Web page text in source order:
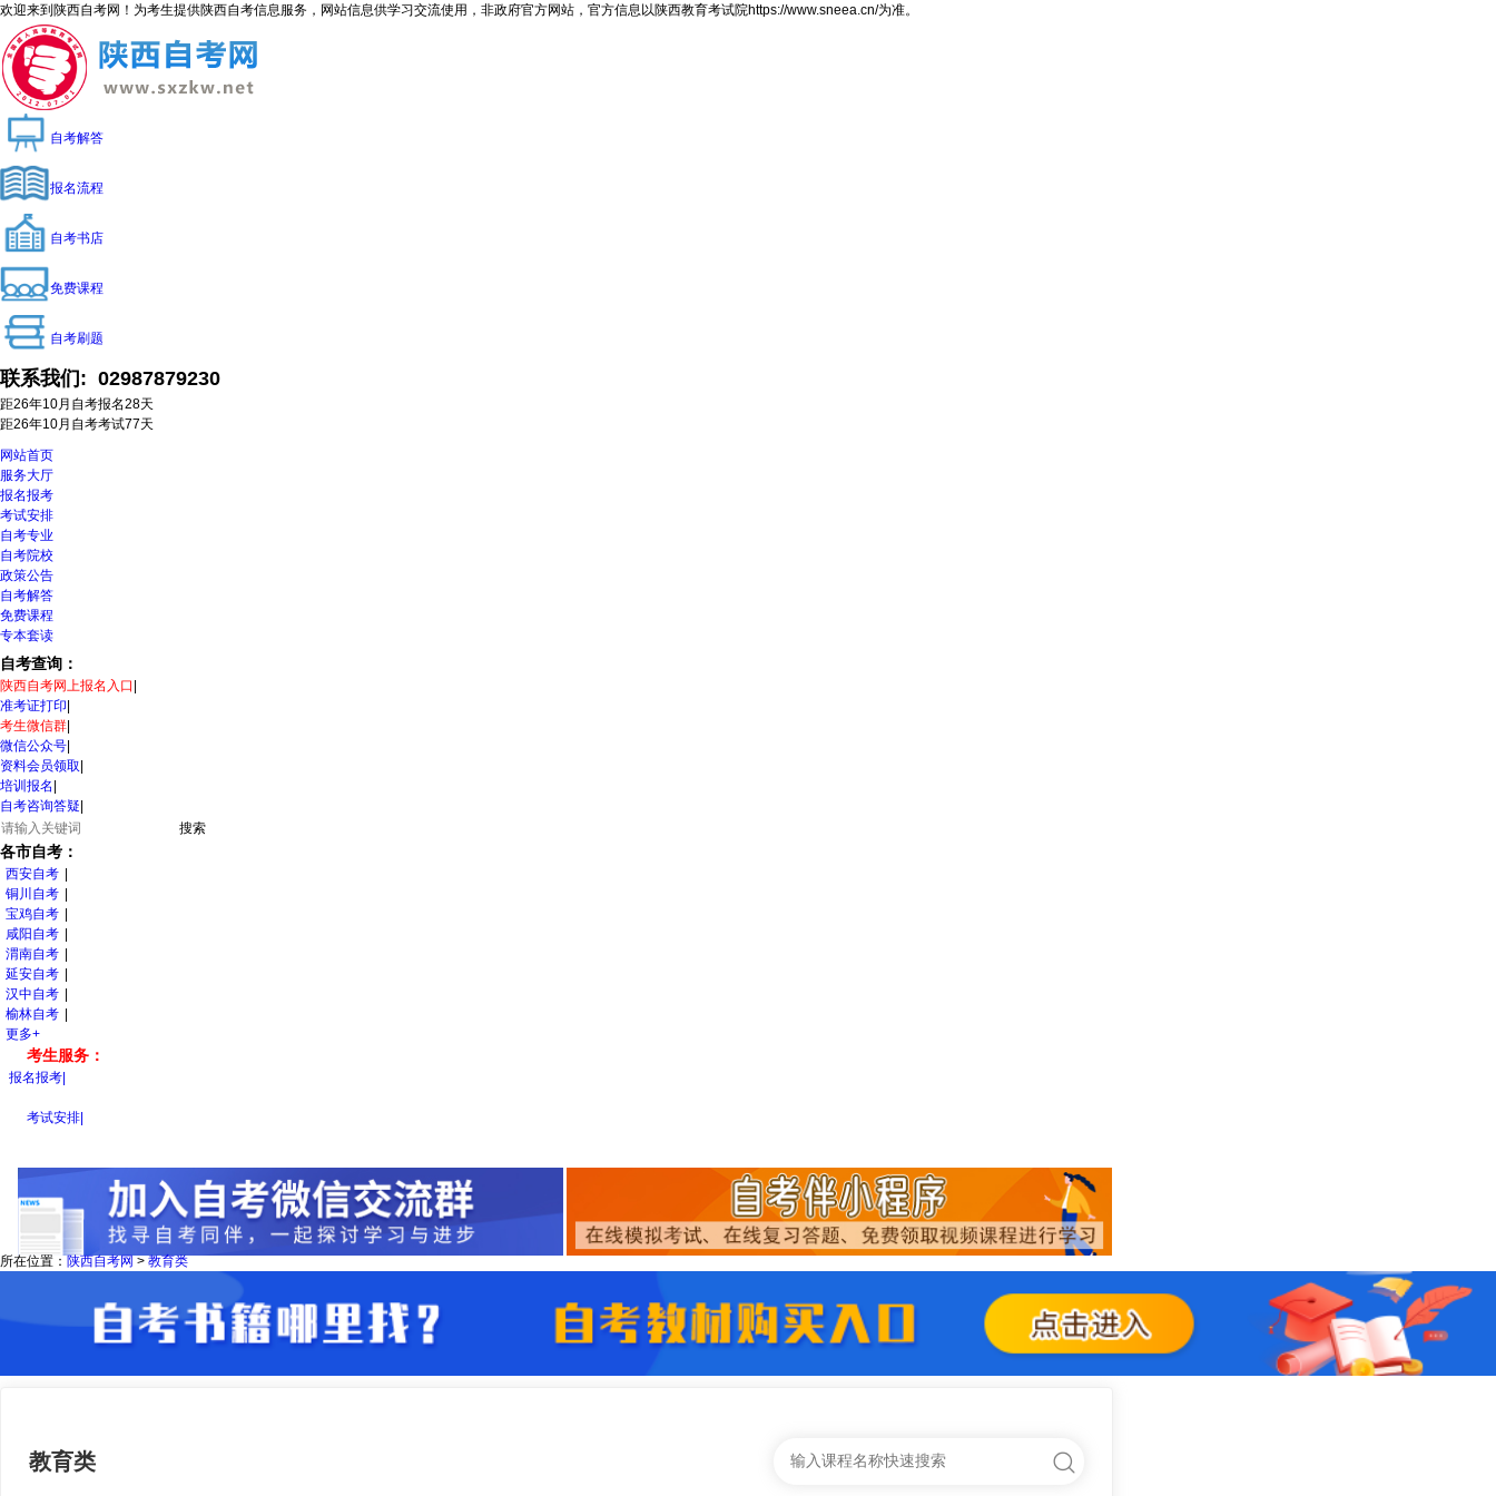
欢迎来到陕西自考网！为考生提供陕西自考信息服务，网站信息供学习交流使用，非政府官方网站，官方信息以陕西教育考试院https://www.sneea.cn/为准。
自考解答
报名流程
自考书店
免费课程
自考刷题
联系我们: 02987879230
距26年10月自考报名28天
距26年10月自考考试77天
网站首页
服务大厅
报名报考
考试安排
自考专业
自考院校
政策公告
自考解答
免费课程
专本套读
自考查询：
陕西自考网上报名入口
准考证打印
考生微信群
微信公众号
资料会员领取
培训报名
自考咨询答疑
各市自考：
西安自考
铜川自考
宝鸡自考
咸阳自考
渭南自考
延安自考
汉中自考
榆林自考
更多+
考生服务：
报名报考
考试安排
所在位置：陕西自考网>教育类
教育类